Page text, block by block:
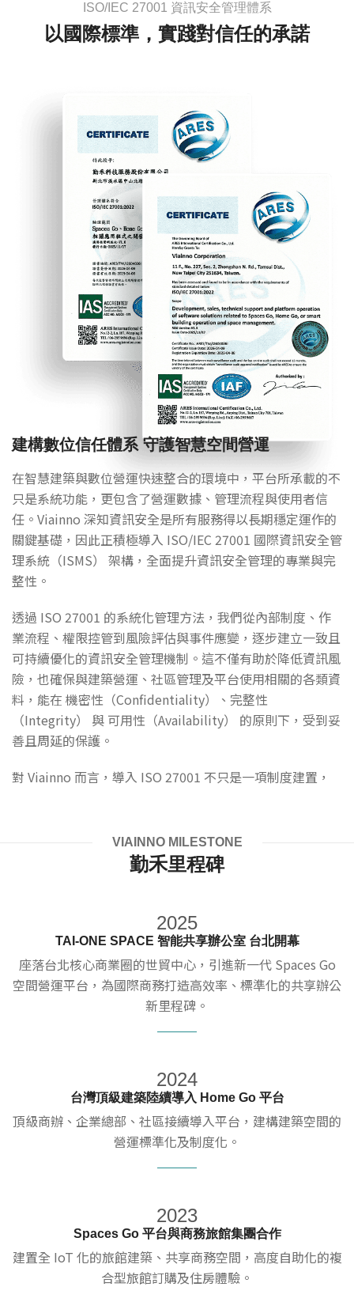
ISO/IEC 27001 資訊安全管理體系
以國際標準，實踐對信任的承諾
建構數位信任體系 守護智慧空間營運
在智慧建築與數位營運快速整合的環境中，平台所承載的不
只是系統功能，更包含了營運數據、管理流程與使用者信
任。Viainno 深知資訊安全是所有服務得以長期穩定運作的
關鍵基礎，因此正積極導入 ISO/IEC 27001 國際資訊安全管
理系統（ISMS） 架構，全面提升資訊安全管理的專業與完
整性。
透過 ISO 27001 的系統化管理方法，我們從內部制度、作
業流程、權限控管到風險評估與事件應變，逐步建立一致且
可持續優化的資訊安全管理機制。這不僅有助於降低資訊風
險，也確保與建築營運、社區管理及平台使用相關的各類資
料，能在 機密性（Confidentiality）、完整性
（Integrity） 與 可用性（Availability） 的原則下，受到妥
善且周延的保護。
對 Viainno 而言，導入 ISO 27001 不只是一項制度建置，
續進化，成為智慧建築與營運管理中，值得信任的數位夥
VIAINNO MILESTONE
勤禾里程碑
2025
TAI-ONE SPACE 智能共享辦公室 台北開幕
座落台北核心商業圈的世貿中心，引進新一代 Spaces Go
空間營運平台，為國際商務打造高效率、標準化的共享辦公
新里程碑。
2024
台灣頂級建築陸續導入 Home Go 平台
頂級商辦、企業總部、社區接續導入平台，建構建築空間的
營運標準化及制度化。
2023
Spaces Go 平台與商務旅館集團合作
建置全 IoT 化的旅館建築、共享商務空間，高度自助化的複
合型旅館訂購及住房體驗。